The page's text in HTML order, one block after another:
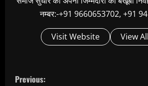
नम्बर:-+91 9660653702, +91
Visit Website View
C
Previous: